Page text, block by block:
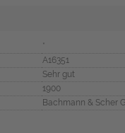
*
A16351
Sehr gut
1900
Bachmann & Scher